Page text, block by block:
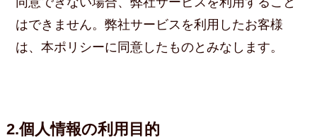
はできません。弊社サービスを利用したお客様
は、本ポリシーに同意したものとみなします。
2.個人情報の利用目的